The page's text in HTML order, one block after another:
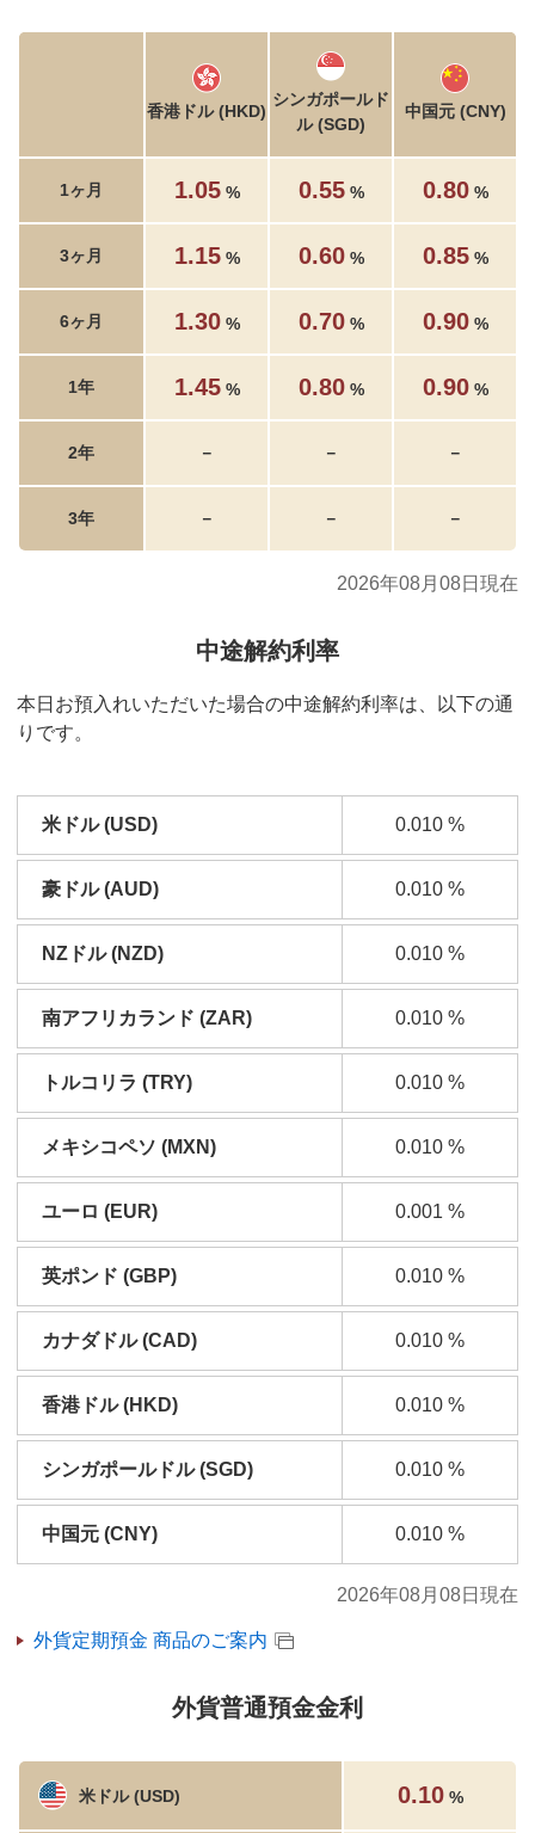
香港ドル (HKD)
シンガポールド
ル (SGD)
中国元 (CNY)
1ヶ月 1.05% 0.55% 0.80%
3ヶ月 1.15% 0.60% 0.85%
6ヶ月 1.30% 0.70% 0.90%
1年 1.45% 0.80% 0.90%
2年 － － －
3年 － － －
2026年08月08日現在
中途解約利率
本日お預入れいただいた場合の中途解約利率は、以下の通
りです。
米ドル (USD) 0.010%
豪ドル (AUD) 0.010%
NZドル (NZD) 0.010%
南アフリカランド (ZAR) 0.010%
トルコリラ (TRY) 0.010%
メキシコペソ (MXN) 0.010%
ユーロ (EUR) 0.001 %
英ポンド (GBP) 0.010%
カナダドル (CAD) 0.010%
香港ドル (HKD) 0.010%
シンガポールドル (SGD) 0.010%
中国元 (CNY) 0.010%
2026年08月08日現在
外貨定期預金 商品のご案内
外貨普通預金金利
米ドル (USD) 0.10%